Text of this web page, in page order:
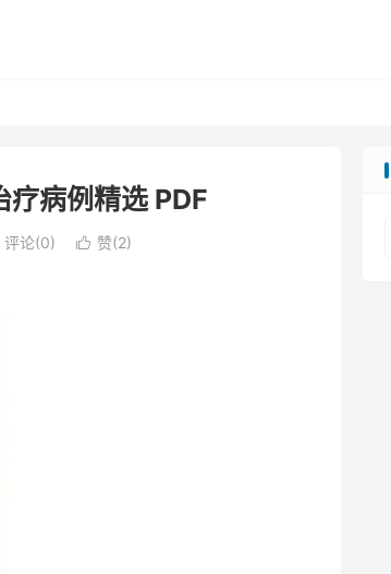
病例精选 PDF
评论(0)  赞(2)